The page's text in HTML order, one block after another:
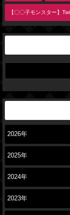
【〇〇子モンスター】
2026年
2025年
2024年
2023年